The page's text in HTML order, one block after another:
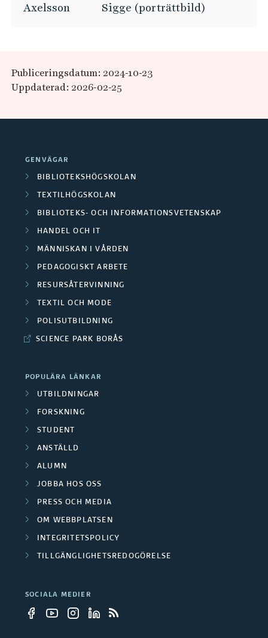
Axelsson
Sigge (porträttbild)
Publiceringsdatum: 2024-10-23
Uppdaterad: 2026-02-25
GENVÄGAR
BIBLIOTEKSHÖGSKOLAN
TEXTILHÖGSKOLAN
BIBLIOTEKS- OCH INFORMATIONSVETENSKAP
HANDEL OCH IT
MÄNNISKAN I VÅRDEN
PEDAGOGISKT ARBETE
RESURSÅTERVINNING
TEXTIL OCH MODE
POLISUTBILDNING
SCIENCE PARK BORÅS
POPULÄRA LÄNKAR
UTBILDNINGAR
FORSKNING
STUDENT
ANSTÄLLD
ALUMN
JOBBA HOS OSS
PRESS OCH MEDIA
OM WEBBPLATSEN
INTEGRITETSPOLICY
TILLGÄNGLIGHETSREDOGÖRELSE
SOCIALA MEDIER